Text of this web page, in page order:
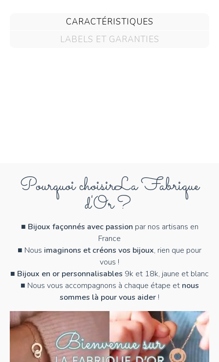
CARACTÉRISTIQUES
LABELS ET GARANTIES
Pourquoi choisirLa Fabrique
d'Or ?
■ Bijoux façonnés avec passion par nos artisans en
France
■ Nous imaginons et créons vos bijoux, rien que pour
vous !
■ Bijoux en or personnalisables 9k et 18k, jaune et blanc
■ Nous vous accompagnons à chaque étape et nous
sommes là pour vous aider !